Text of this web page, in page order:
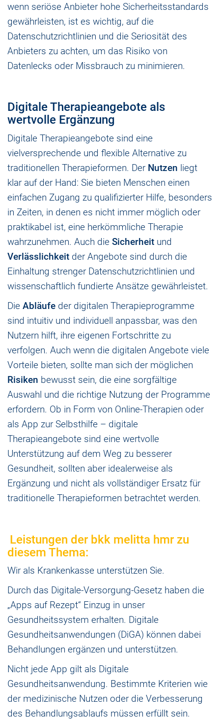
wenn seriöse Anbieter hohe Sicherheitsstandards
gewährleisten, ist es wichtig, auf die
Datenschutzrichtlinien und die Seriosität des
Anbieters zu achten, um das Risiko von
Datenlecks oder Missbrauch zu minimieren.
Digitale Therapieangebote als
wertvolle Ergänzung
Digitale Therapieangebote sind eine
vielversprechende und flexible Alternative zu
traditionellen Therapieformen. Der Nutzen liegt
klar auf der Hand: Sie bieten Menschen einen
einfachen Zugang zu qualifizierter Hilfe, besonders
in Zeiten, in denen es nicht immer möglich oder
praktikabel ist, eine herkömmliche Therapie
wahrzunehmen. Auch die Sicherheit und
Verlässlichkeit der Angebote sind durch die
Einhaltung strenger Datenschutzrichtlinien und
wissenschaftlich fundierte Ansätze gewährleistet.
Die Abläufe der digitalen Therapieprogramme
sind intuitiv und individuell anpassbar, was den
Nutzern hilft, ihre eigenen Fortschritte zu
verfolgen. Auch wenn die digitalen Angebote viele
Vorteile bieten, sollte man sich der möglichen
Risiken bewusst sein, die eine sorgfältige
Auswahl und die richtige Nutzung der Programme
erfordern. Ob in Form von Online-Therapien oder
als App zur Selbsthilfe – digitale
Therapieangebote sind eine wertvolle
Unterstützung auf dem Weg zu besserer
Gesundheit, sollten aber idealerweise als
Ergänzung und nicht als vollständiger Ersatz für
traditionelle Therapieformen betrachtet werden.
Leistungen der bkk melitta hmr zu
diesem Thema:
Wir als Krankenkasse unterstützen Sie.
Durch das Digitale-Versorgung-Gesetz haben die
„Apps auf Rezept“ Einzug in unser
Gesundheitssystem erhalten. Digitale
Gesundheitsanwendungen (DiGA) können dabei
Behandlungen ergänzen und unterstützen.
Nicht jede App gilt als Digitale
Gesundheitsanwendung. Bestimmte Kriterien wie
der medizinische Nutzen oder die Verbesserung
des Behandlungsablaufs müssen erfüllt sein.